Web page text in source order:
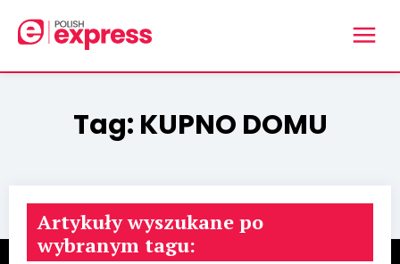
Tag: KUPNO DOMU
Artykuły wyszukane po
wybranym tagu: